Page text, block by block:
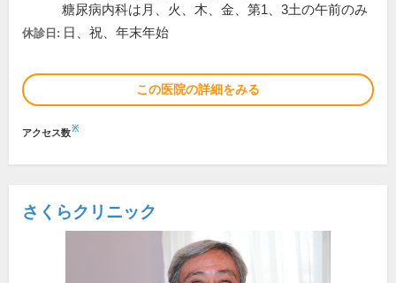
糖尿病内科は月、火、木、金、第1、3土の午前のみ
休診日: 日、祝、年末年始
この医院の詳細をみる
アクセス数※
さくらクリニック